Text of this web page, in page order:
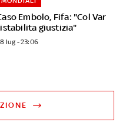
Embolo, Fifa: "Col Var
giustizia"
lug - 23:06